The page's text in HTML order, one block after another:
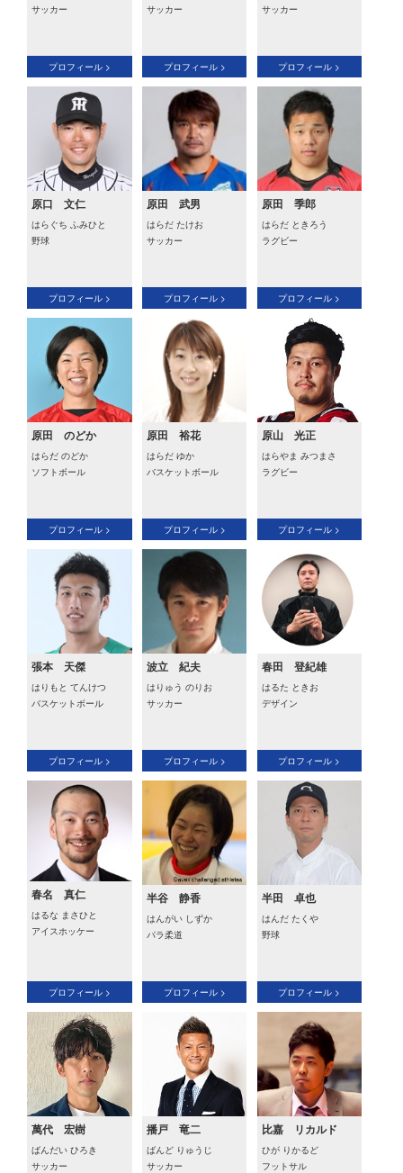
サッカー
プロフィール >
サッカー
プロフィール >
サッカー
プロフィール >
原口 文仁
はらぐち ふみひと
野球
プロフィール >
原田 武男
はらだ たけお
サッカー
プロフィール >
原田 季郎
はらだ ときろう
ラグビー
プロフィール >
原田 のどか
はらだ のどか
ソフトボール
プロフィール >
原田 裕花
はらだ ゆか
バスケットボール
プロフィール >
原山 光正
はらやま みつまさ
ラグビー
プロフィール >
張本 天傑
はりもと てんけつ
バスケットボール
プロフィール >
波立 紀夫
はりゅう のりお
サッカー
プロフィール >
春田 登紀雄
はるた ときお
デザイン
プロフィール >
春名 真仁
はるな まさひと
アイスホッケー
プロフィール >
半谷 静香
はんがい しずか
パラ柔道
プロフィール >
半田 卓也
はんだ たくや
野球
プロフィール >
萬代 宏樹
ばんだい ひろき
サッカー
播戸 竜二
ばんど りゅうじ
サッカー
比嘉 リカルド
ひが りかるど
フットサル